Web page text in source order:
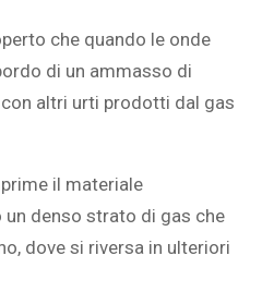
che quando le onde
di un ammasso di
altri urti prodotti dal gas
il materiale
denso strato di gas che
dove si riversa in ulteriori